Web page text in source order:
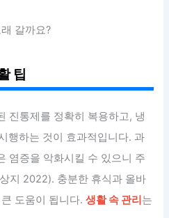
갈까요?
팁
진통제를 정확히 복용하고, 냉
행하는 것이 효과적입니다. 과
염증을 악화시킬 수 있으니 주
지 2022). 충분한 휴식과 올바
도움이 됩니다.생활 속 관리는